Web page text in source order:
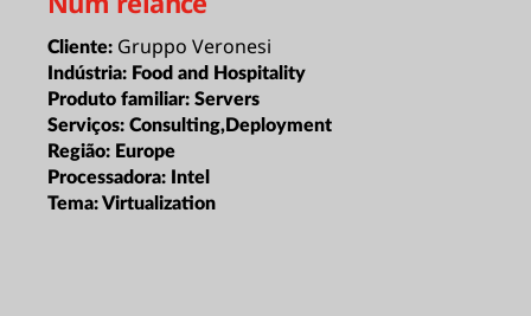
Cliente: Gruppo Veronesi
Indústria: Food and Hospitality
Produto familiar: Servers
Serviços: Consulting,Deployment
Região: Europe
Processadora: Intel
Tema:Virtualization